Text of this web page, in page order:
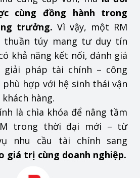
cùng đồng hành trong
trưởng. Vì vậy, một RM
thuần túy mang tư duy tín
khả năng kết nối, đánh giá
giải pháp tài chính – công
phù hợp với hệ sinh thái vận
hàng.
là chìa khóa để nâng tầm
trong thời đại mới – từ
nhu cầu tài chính sang
giá trị cùng doanh nghiệp.